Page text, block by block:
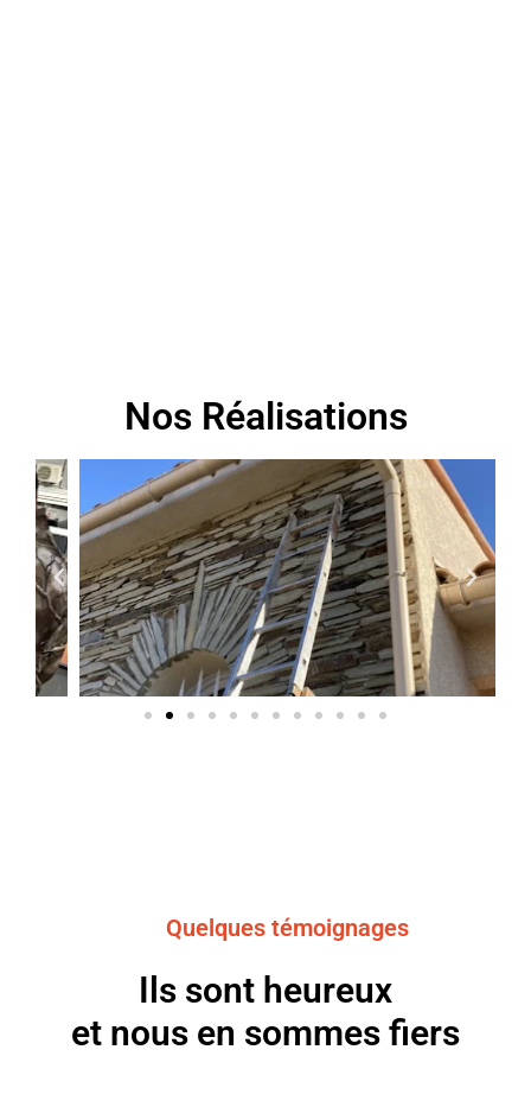
Nos Réalisations
Quelques témoignages
Ils sont heureux
et nous en sommes fiers